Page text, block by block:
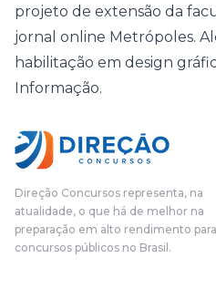
projeto de extensão da
jornal online Metrópoles.
habilitação em design
Informação.
Direção Concursos representa, na
atualidade, o que há de melhor na
preparação em alto rendimento para
concursos públicos no Brasil.